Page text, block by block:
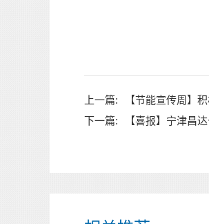
上一篇:
【节能宣传周】
下一篇:
【喜报】宁津昌